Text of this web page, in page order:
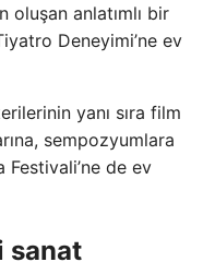
oluşan anlatımlı bir
Deneyimi’ne ev
yanı sıra film
sempozyumlara
Festivali’ne de ev
sanat